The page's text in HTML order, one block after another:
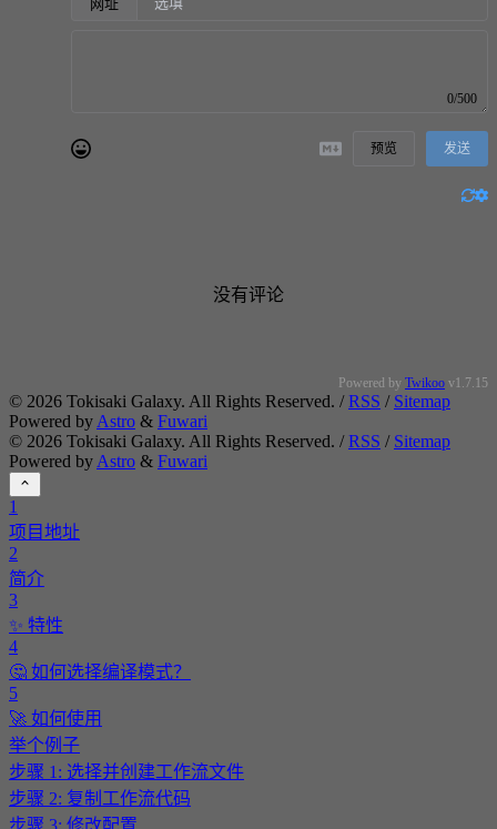
网址
0/500
预览 发送
没有评论
Powered by Twikoo v1.7.15
© 2026 Tokisaki Galaxy. All Rights Reserved. /RSS / Sitemap
Powered byAstro & Fuwari
© 2026 Tokisaki Galaxy. All Rights Reserved. /RSS / Sitemap
Powered byAstro & Fuwari
1
项目地址
2
简介
3
✨ 特性
4
🤔 如何选择编译模式？
5
🚀 如何使用
举个例子
步骤 1: 选择并创建工作流文件
步骤 2: 复制工作流代码
步骤 3: 修改配置